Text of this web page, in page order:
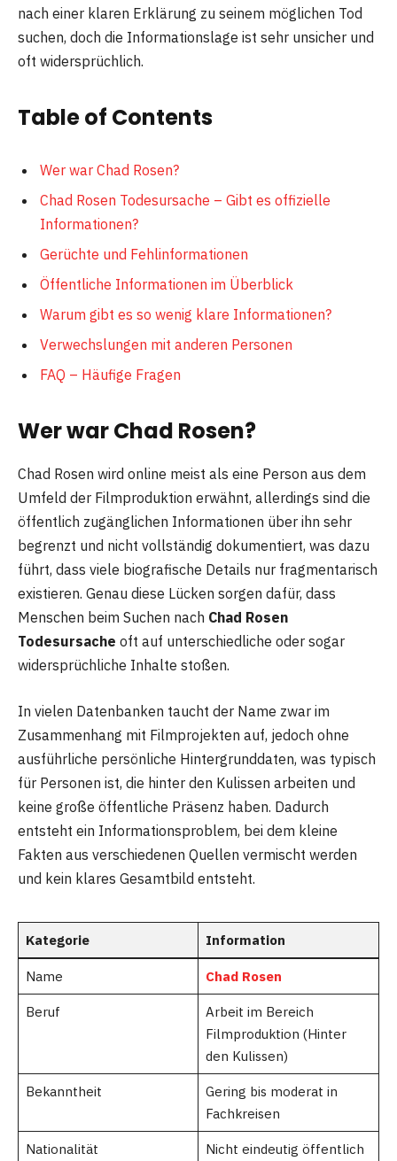
nach einer klaren Erklärung zu seinem möglichen Tod
suchen, doch die Informationslage ist sehr unsicher und
oft widersprüchlich.
Table of Contents
Wer war Chad Rosen?
Chad Rosen Todesursache – Gibt es offizielle
Informationen?
Gerüchte und Fehlinformationen
Öffentliche Informationen im Überblick
Warum gibt es so wenig klare Informationen?
Verwechslungen mit anderen Personen
FAQ – Häufige Fragen
Wer war Chad Rosen?
Chad Rosen wird online meist als eine Person aus dem
Umfeld der Filmproduktion erwähnt, allerdings sind die
öffentlich zugänglichen Informationen über ihn sehr
begrenzt und nicht vollständig dokumentiert, was dazu
führt, dass viele biografische Details nur fragmentarisch
existieren. Genau diese Lücken sorgen dafür, dass
Menschen beim Suchen nach Chad Rosen
Todesursache oft auf unterschiedliche oder sogar
widersprüchliche Inhalte stoßen.
In vielen Datenbanken taucht der Name zwar im
Zusammenhang mit Filmprojekten auf, jedoch ohne
ausführliche persönliche Hintergrunddaten, was typisch
für Personen ist, die hinter den Kulissen arbeiten und
keine große öffentliche Präsenz haben. Dadurch
entsteht ein Informationsproblem, bei dem kleine
Fakten aus verschiedenen Quellen vermischt werden
und kein klares Gesamtbild entsteht.
Kategorie Information
Name Chad Rosen
Beruf
Arbeit im Bereich
Filmproduktion (Hinter
den Kulissen)
Bekanntheit
Gering bis moderat in
Fachkreisen
Nationalität
Nicht eindeutig öffentlich